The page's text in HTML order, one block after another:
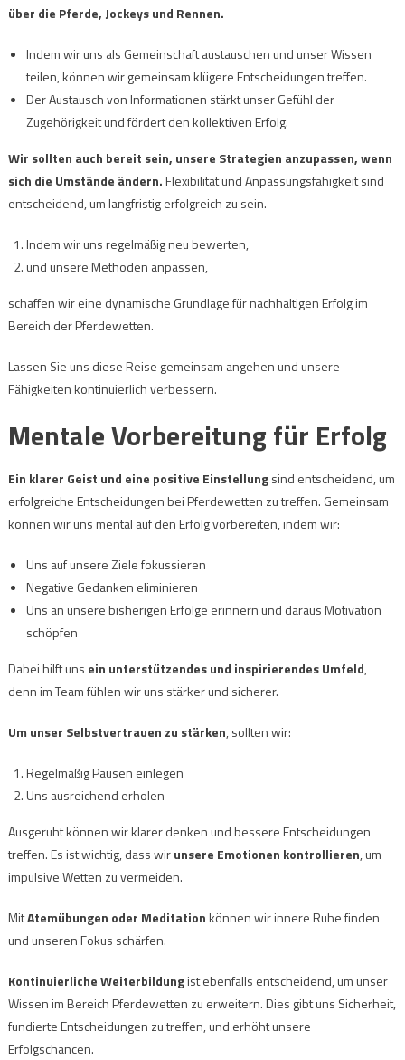
über die Pferde, Jockeys und Rennen.
Indem wir uns als Gemeinschaft austauschen und unser Wissen
teilen, können wir gemeinsam klügere Entscheidungen treffen.
Der Austausch von Informationen stärkt unser Gefühl der
Zugehörigkeit und fördert den kollektiven Erfolg.
Wir sollten auch bereit sein, unsere Strategien anzupassen, wenn
sich die Umstände ändern.Flexibilität und Anpassungsfähigkeit sind
entscheidend, um langfristig erfolgreich zu sein.
Indem wir uns regelmäßig neu bewerten,
und unsere Methoden anpassen,
schaffen wir eine dynamische Grundlage für nachhaltigen Erfolg im
Bereich der Pferdewetten.
Lassen Sie uns diese Reise gemeinsam angehen und unsere
Fähigkeiten kontinuierlich verbessern.
Mentale Vorbereitung für Erfolg
Ein klarer Geist und eine positive Einstellungsind entscheidend, um
erfolgreiche Entscheidungen bei Pferdewetten zu treffen. Gemeinsam
können wir uns mental auf den Erfolg vorbereiten, indem wir:
Uns auf unsere Ziele fokussieren
Negative Gedanken eliminieren
Uns an unsere bisherigen Erfolge erinnern und daraus Motivation
schöpfen
Dabei hilft uns ein unterstützendes und inspirierendes Umfeld,
denn im Team fühlen wir uns stärker und sicherer.
Um unser Selbstvertrauen zu stärken, sollten wir:
Regelmäßig Pausen einlegen
Uns ausreichend erholen
Ausgeruht können wir klarer denken und bessere Entscheidungen
treffen. Es ist wichtig, dass wirunsere Emotionen kontrollieren, um
impulsive Wetten zu vermeiden.
MitAtemübungen oder Meditationkönnen wir innere Ruhe finden
und unseren Fokus schärfen.
Kontinuierliche Weiterbildungist ebenfalls entscheidend, um unser
Wissen im Bereich Pferdewetten zu erweitern. Dies gibt uns Sicherheit,
fundierte Entscheidungen zu treffen, und erhöht unsere
Erfolgschancen.